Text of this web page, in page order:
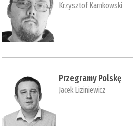
Krzysztof Karnkowski
Przegramy Polskę
Jacek Liziniewicz